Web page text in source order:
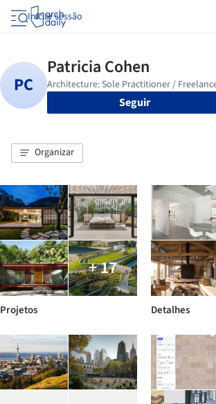
Iniciar sessão
Seguir
Organizar
+ 17
Projetos Detalhes